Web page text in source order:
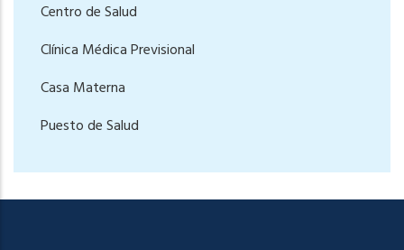
Centro de Salud
Clínica Médica Previsional
Casa Materna
Puesto de Salud